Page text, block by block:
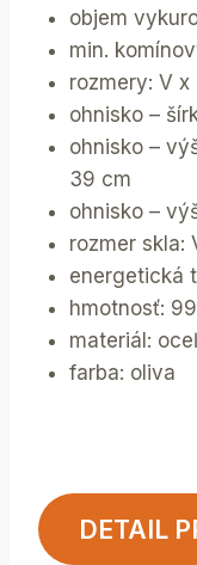
objem
min.
rozmery: V
ohnisko –
ohnisko –
39 cm
ohnisko –
rozmer skla:
energetická
hmotnosť:
materiál:
farba: oliva
DETAIL